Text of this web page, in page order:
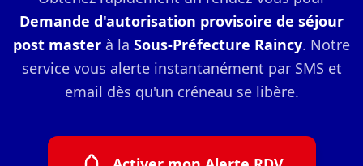
Demande d'autorisation provisoire de séjour
post master à la Sous-Préfecture Raincy. Notre
service vous alerte instantanément par SMS et
email dès qu'un créneau se libère.